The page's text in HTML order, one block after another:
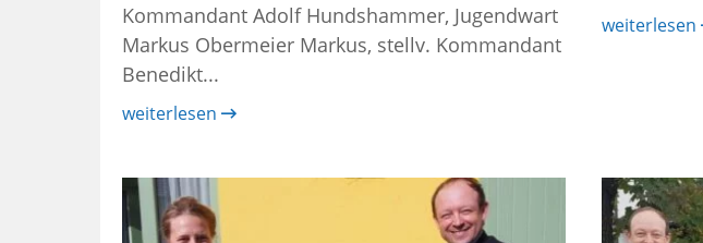
Kommandant Adolf Hundshammer, Jugendwart
Markus Obermeier Markus, stellv. Kommandant
Benedikt...
weiterlesen
weiterlesen